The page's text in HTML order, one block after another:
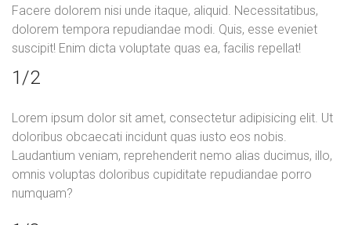
Facere dolorem nisi unde itaque, aliquid. Necessitatibus,
dolorem tempora repudiandae modi. Quis, esse eveniet
suscipit! Enim dicta voluptate quas ea, facilis repellat!
1/2
Lorem ipsum dolor sit amet, consectetur adipisicing elit. Ut
doloribus obcaecati incidunt quas iusto eos nobis.
Laudantium veniam, reprehenderit nemo alias ducimus, illo,
omnis voluptas doloribus cupiditate repudiandae porro
numquam?